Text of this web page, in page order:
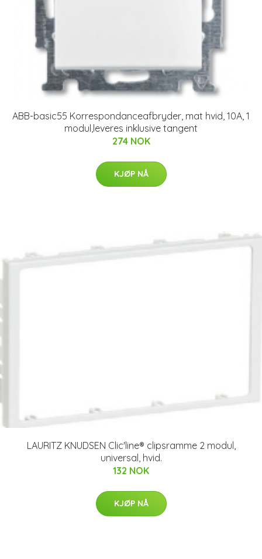
ABB-basic55 Korrespondanceafbryder, mat hvid, 10A, 1
modul,leveres inklusive tangent
274 NOK
KJØP NÅ
LAURITZ KNUDSEN Clic'line® clipsramme 2 modul,
universal, hvid.
132 NOK
KJØP NÅ